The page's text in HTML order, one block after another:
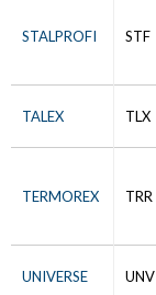
STALPROFI STF
TALEX TLX
TERMOREX TRR
UNIVERSE UNV